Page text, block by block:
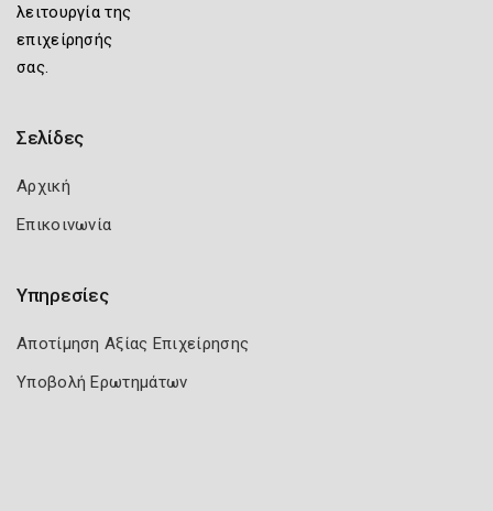
λειτουργία της
επιχείρησής
σας.
Σελίδες
Αρχική
Επικοινωνία
Υπηρεσίες
Αποτίμηση Αξίας Επιχείρησης
Υποβολή Ερωτημάτων